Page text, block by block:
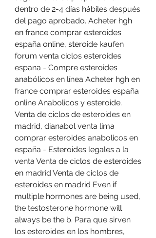
dentro de 2-4 días hábiles después
del pago aprobado. Acheter hgh
en france comprar esteroides
españa online, steroide kaufen
forum venta ciclos esteroides
espana - Compre esteroides
anabólicos en línea Acheter hgh en
france comprar esteroides españa
online Anabolicos y esteroide.
Venta de ciclos de esteroides en
madrid, dianabol venta lima
comprar esteroides anabolicos en
españa - Esteroides legales a la
venta Venta de ciclos de esteroides
en madrid Venta de ciclos de
esteroides en madrid Even if
multiple hormones are being used,
the testosterone hormone will
always be the b. Para que sirven
los esteroides en los hombres,